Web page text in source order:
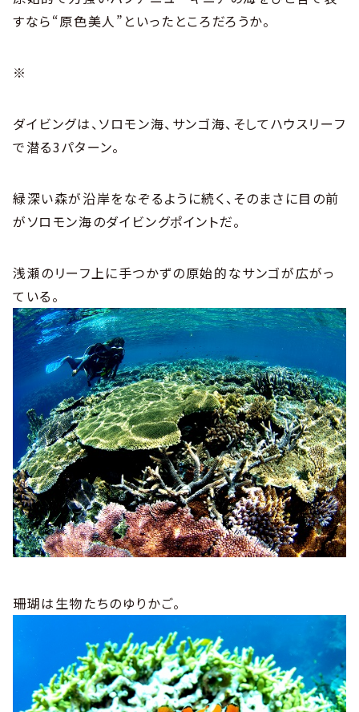
すなら“原色美人”といったところだろうか。
※
ダイビングは、ソロモン海、サンゴ海、そしてハウスリーフ
で潜る3パターン。
緑深い森が沿岸をなぞるように続く、そのまさに目の前
がソロモン海のダイビングポイントだ。
浅瀬のリーフ上に手つかずの原始的なサンゴが広がっ
ている。
珊瑚は生物たちのゆりかご。